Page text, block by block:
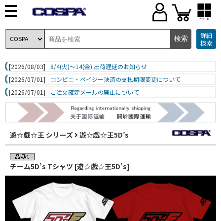
ブランド
詳細
検索
[2026/08/03]
8/4(火)～14(金) 出荷遅延のお知らせ
[2026/07/01]
コンビニ・ペイジー決済の支払期限変更について
[2026/07/01]
ご注文確定メールの廃止について
遊☆戯☆王 シリーズ 遊☆戯☆王5D’s
チーム5D’s Tシャツ [遊☆戯☆王5D’s]